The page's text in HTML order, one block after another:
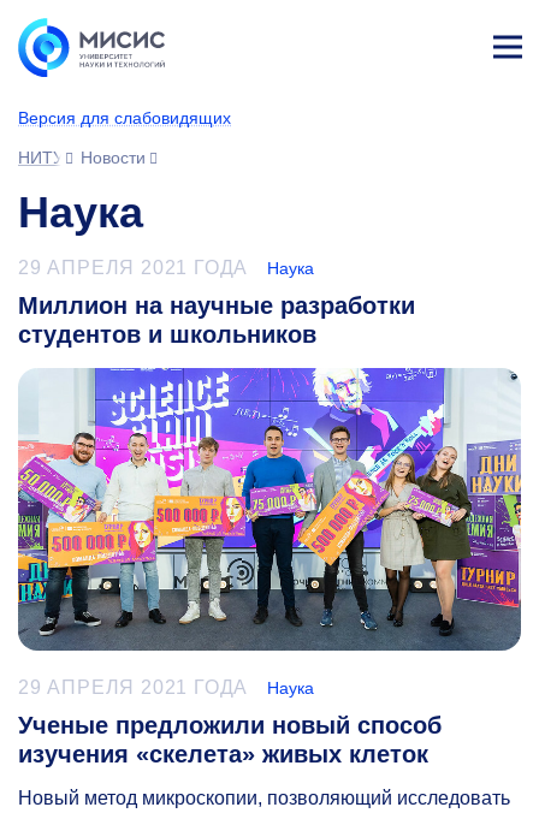
Версия для слабовидящих
НИТУ МИСИС
Новости
Наука
29 АПРЕЛЯ 2021 ГОДА Наука
Миллион на научные разработки
студентов и школьников
29 АПРЕЛЯ 2021 ГОДА Наука
Ученые предложили новый способ
изучения «скелета» живых клеток
Новый метод микроскопии, позволяющий исследовать